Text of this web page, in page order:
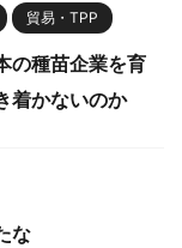
貿易・TPP
の種苗企業を育
着かないのか
な